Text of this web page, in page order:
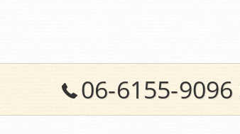
06-6155-9096